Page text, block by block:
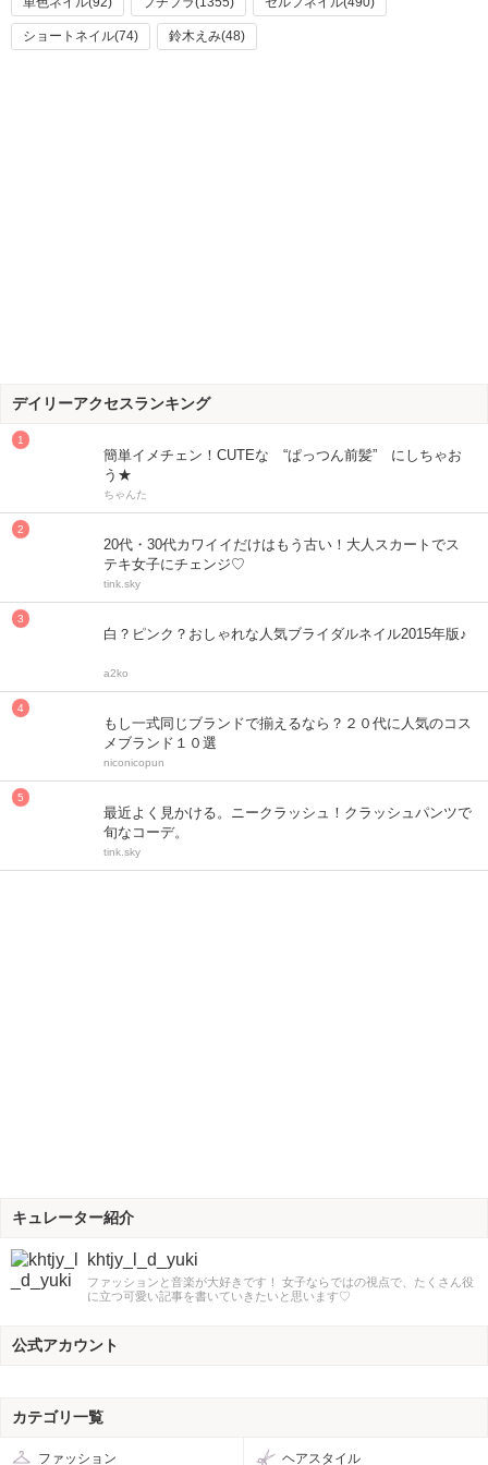
ショートネイル(74) 鈴木えみ(48)
デイリーアクセスランキング
簡単イメチェン！CUTEな “ぱっつん前髪” にしちゃお
う★
ちゃんた
20代・30代カワイイだけはもう古い！大人スカートでス
テキ女子にチェンジ♡
tink.sky
白？ピンク？おしゃれな人気ブライダルネイル2015年版♪
a2ko
もし一式同じブランドで揃えるなら？２０代に人気のコス
メブランド１０選
niconicopun
最近よく見かける。ニークラッシュ！クラッシュパンツで
旬なコーデ。
tink.sky
キュレーター紹介
khtjy_l_d_yuki
ファッションと音楽が大好きです！ 女子ならではの視点で、たくさん役
に立つ可愛い記事を書いていきたいと思います♡
公式アカウント
カテゴリ一覧
ファッション ヘアスタイル